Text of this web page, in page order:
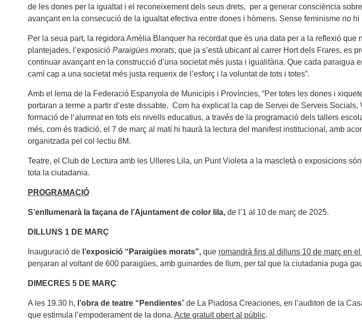
de les dones per la igualtat i el reconeixement dels seus drets, per a generar consciència
avançant en la consecució de la igualtat efectiva entre dones i hòmens. Sense feminisme no hi
Per la seua part, la regidora Amèlia Blanquer ha recordat que és una data per a la reflexió
plantejades, l’exposició Paraigües morats, que ja s’està ubicant al carrer Hort dels Frares, es
continuar avançant en la construcció d’una societat més justa i igualitària. Que cada
camí cap a una societat més justa requerix de l’esforç i la voluntat de tots i totes”.
Amb el lema de la Federació Espanyola de Municipis i Províncies, “Per totes les dones i
portaran a terme a partir d’este dissabte. Com ha explicat la cap de Servei de Serveis
formació de l’alumnat en tots els nivells educatius, a través de la programació dels tallers
més, com és tradició, el 7 de març al matí hi haurà la lectura del manifest institucional, amb
organitzada pel col·lectiu 8M.
Teatre, el Club de Lectura amb les Ulleres Lila, un Punt Violeta a la mascletà o exposicions
tota la ciutadania.
PROGRAMACIÓ
S’enllumenarà la façana de l’Ajuntament de color lila, de l’1 al 10 de març de 2025.
DILLUNS 1 DE MARÇ
Inauguració de l’exposició “Paraigües morats”,que romandrà fins al dilluns 10 de març en
penjaran al voltant de 600 paraigües, amb guinardes de llum, per tal que la ciutadania puga
DIMECRES 5 DE MARÇ
A les 19.30 h, l’obra de teatre “Pendientes” de La Piadosa Creaciones, en l’auditori de la
que estimula l’empoderament de la dona. Acte gratuït obert al públic.